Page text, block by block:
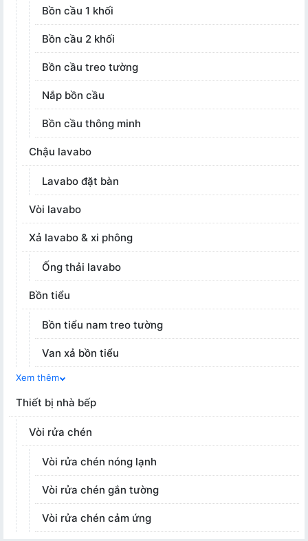
Bồn cầu 1 khối
Bồn cầu 2 khối
Bồn cầu treo tường
Nắp bồn cầu
Bồn cầu thông minh
Chậu lavabo
Lavabo đặt bàn
Vòi lavabo
Xả lavabo & xi phông
Ống thải lavabo
Bồn tiểu
Bồn tiểu nam treo tường
Van xả bồn tiểu
Xem thêm
Thiết bị nhà bếp
Vòi rửa chén
Vòi rửa chén nóng lạnh
Vòi rửa chén gắn tường
Vòi rửa chén cảm ứng